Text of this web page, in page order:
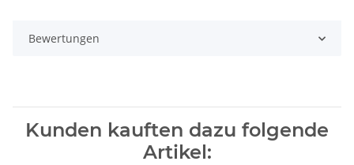
Bewertungen
Kunden kauften dazu folgende
Artikel: